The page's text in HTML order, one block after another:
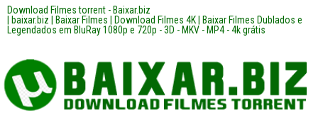
Download Filmes torrent - Baixar.biz
| baixar.biz | Baixar Filmes | Download Filmes 4K | Baixar Filmes Dublados e
Legendados em BluRay 1080p e 720p - 3D - MKV - MP4 - 4k grátis